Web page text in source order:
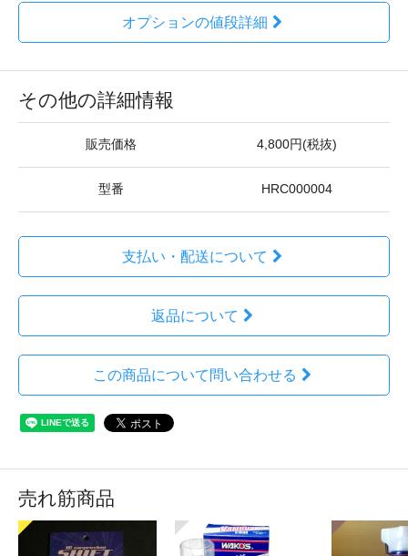
オプションの値段詳細
その他の詳細情報
販売価格 4,800円(税抜)
型番 HRC000004
支払い・配送について
返品について
この商品について問い合わせる
売れ筋商品